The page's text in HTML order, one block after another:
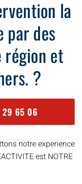
la
par des
et
?
29 65 06
notre experience
est NOTRE